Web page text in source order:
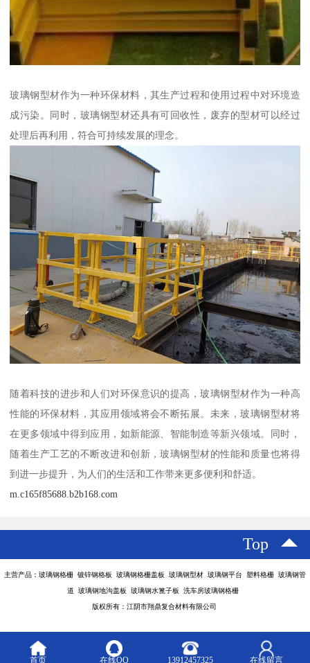
玻璃钢型材作为一种环保材料，其生产过程和使用过程中对环境造
成污染。同时，玻璃钢型材还具有可回收性，废弃的型材可以经过
处理后再利用，符合可持续发展的理念。
随着科技的进步和人们对环保意识的提高，玻璃钢型材作为一种高
性能的环保材料，其应用领域将会不断拓展。未来，玻璃钢型材将
在更多领域中得到应用，如新能源、智能制造等新兴领域。同时，
随着生产工艺的不断改进和创新，玻璃钢型材的性能和质量也将得
到进一步提升，为人们的生活和工作带来更多便利和舒适。
m.c165f85688.b2b168.com
Top
主营产品：玻璃钢格栅 镀锌钢格板 玻璃钢格栅盖板 玻璃钢型材 玻璃钢平台 塑料格栅 玻璃钢管
道 玻璃钢地沟盖板 玻璃钢水篦子板 洗车房玻璃钢格栅
版权所有：江阴市翔鼎复合材料有限公司
首页 在线QQ 13912457325 在线留言